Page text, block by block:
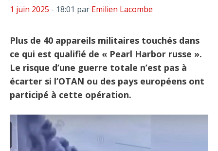
1 juin 2025 - 18:01 par Emilien Lacombe
Plus de 40 appareils militaires touchés dans
ce qui est qualifié de « Pearl Harbor russe ».
Le risque d’une guerre totale n’est pas à
écarter si l’OTAN ou des pays européens ont
participé à cette opération.